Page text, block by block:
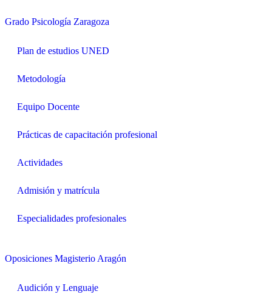
Grado Psicología Zaragoza
Plan de estudios UNED
Metodología
Equipo Docente
Prácticas de capacitación profesional
Actividades
Admisión y matrícula
Especialidades profesionales
Oposiciones Magisterio Aragón
Audición y Lenguaje